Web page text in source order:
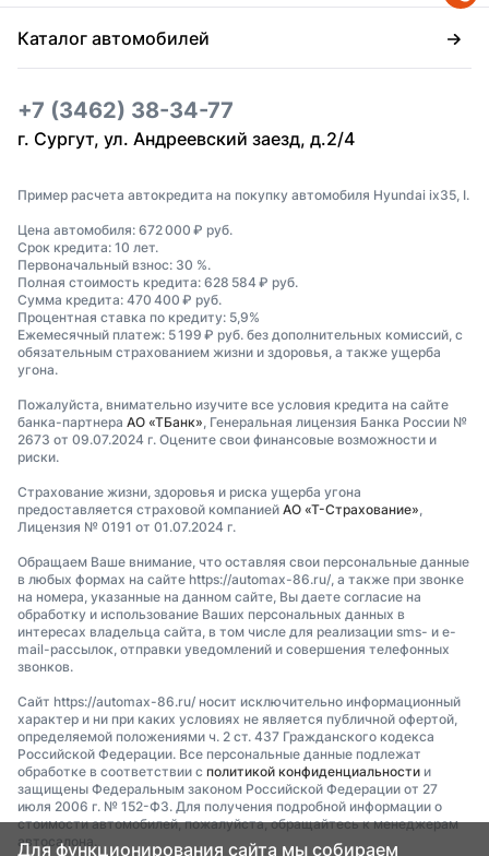
Каталог автомобилей
+7 (3462) 38-34-77
г. Сургут, ул. Андреевский заезд, д.2/4
Пример расчета автокредита на покупку автомобиля Hyundai ix35, I.
Цена автомобиля: 672 000 ₽ руб.
Срок кредита: 10 лет.
Первоначальный взнос: 30 %.
Полная стоимость кредита: 628 584 ₽ руб.
Сумма кредита: 470 400 ₽ руб.
Процентная ставка по кредиту: 5,9%
Ежемесячный платеж: 5 199 ₽ руб. без дополнительных комиссий, с
обязательным страхованием жизни и здоровья, а также ущерба
угона.
Пожалуйста, внимательно изучите все условия кредита на сайте
банка-партнера АО «ТБанк», Генеральная лицензия Банка России №
2673 от 09.07.2024 г. Оцените свои финансовые возможности и
риски.
Страхование жизни, здоровья и риска ущерба угона
предоставляется страховой компанией АО «Т-Страхование»,
Лицензия № 0191 от 01.07.2024 г.
Обращаем Ваше внимание, что оставляя свои персональные данные
в любых формах на сайте https://automax-86.ru/, а также при звонке
на номера, указанные на данном сайте, Вы даете согласие на
обработку и использование Ваших персональных данных в
интересах владельца сайта, в том числе для реализации sms- и e-
mail-рассылок, отправки уведомлений и совершения телефонных
звонков.
Сайт https://automax-86.ru/ носит исключительно информационный
характер и ни при каких условиях не является публичной офертой,
определяемой положениями ч. 2 ст. 437 Гражданского кодекса
Российской Федерации. Все персональные данные подлежат
обработке в соответствии с политикой конфиденциальности и
защищены Федеральным законом Российской Федерации от 27
июля 2006 г. № 152-ФЗ. Для получения подробной информации о
стоимости автомобилей, пожалуйста, обращайтесь к менеджерам
автосалона.
Для функционирования сайта мы собираем